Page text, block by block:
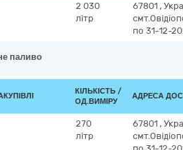
2 030
літр
67801 ,
по 31-12-
паливо
КІЛЬКІСТЬ /
ОД.ВИМІРУ
АДРЕСА
270
літр
67801 ,